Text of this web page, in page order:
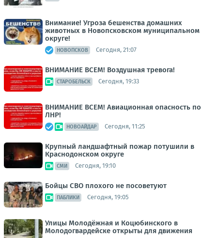
Внимание! Угроза бешенства домашних
животных в Новопсковском муниципальном
округе!
НОВОПСКОВ Сегодня, 21:07
ВНИМАНИЕ ВСЕМ! Воздушная тревога!
СТАРОБЕЛЬСК Сегодня, 19:33
ВНИМАНИЕ ВСЕМ! Авиационная опасность по
ЛНР!
НОВОАЙДАР Сегодня, 11:25
Крупный ландшафтный пожар потушили в
Краснодонском округе
СМИ Сегодня, 19:10
Бойцы СВО плохого не посоветуют
ПАБЛИКИ Сегодня, 19:05
Улицы Молодёжная и Коцюбинского в
Молодогвардейске открыты для движения